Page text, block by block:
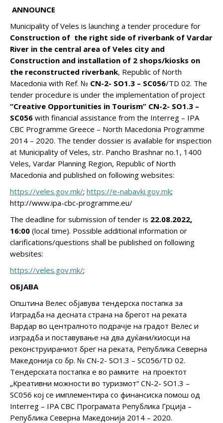
ANNOUNCE
Municipality of Veles is launching a tender procedure for
Construction of the right side of riverbank of Vardar
River in the central area of Veles city and
Construction and installation of 2 shops/kiosks on
the reconstructed riverbank, Republic of North
Macedonia with Ref. № CN-2- SO1.3 – SC056/TD 02. The
tender procedure is under the implementation of project
“Creative Opportunities in Tourism” CN-2- SO1.3 –
SC056 with financial assistance from the Interreg – IPA
CBC Programme Greece – North Macedonia Programme
2014 – 2020. The tender dossier is available for inspection
at Municipality of Veles, str. Pancho Brashnar no.1, 1400
Veles, Vardar Planning Region, Republic of North
Macedonia and published on following websites:
https://veles.gov.mk/; https://e-nabavki.gov.mk;
http://www.ipa-cbc-programme.eu/
The deadline for submission of tender is 22.08.2022,
16:00 (local time). Possible additional information or
clarifications/questions shall be published on following
websites:
https://veles.gov.mk/;
ОБЈАВА
Општина Велес објавува тендерска постапка за
Изградба на десната страна на брегот на реката
Вардар во централното подрачје на градот Велес и
изградба и поставување на два дуќани/киосци на
реконструираниот брег на реката, Република Северна
Македонија со бр. № CN-2- SO1.3 – SC056/TD 02.
Тендерската постапка е во рамките на проектот
„Креативни можности во туризмот“ CN-2- SO1.3 –
SC056 кој се имплементира со финансиска помош од
Interreg – IPA CBC Програмата Република Грција –
Република Северна Македонија 2014 – 2020.